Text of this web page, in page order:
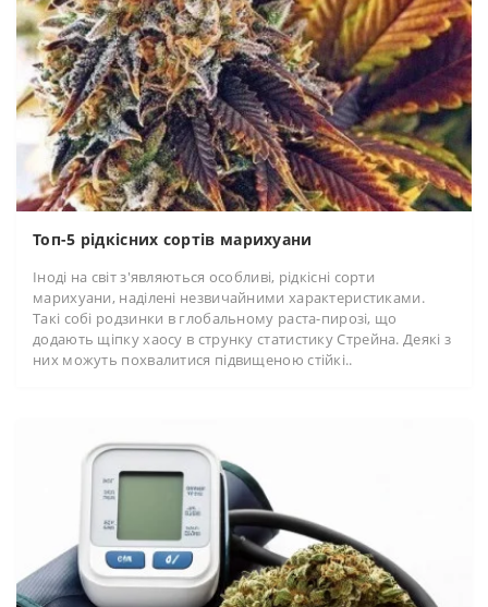
Топ-5 рідкісних сортів марихуани
Іноді на світ з'являються особливі, рідкісні сорти
марихуани, наділені незвичайними характеристиками.
Такі собі родзинки в глобальному раста-пирозі, що
додають щіпку хаосу в струнку статистику Стрейна. Деякі з
них можуть похвалитися підвищеною стійкі..